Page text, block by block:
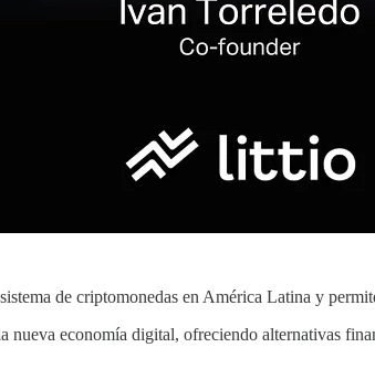
de criptomonedas en América Latina y
nueva economía digital, ofreciendo alternativas